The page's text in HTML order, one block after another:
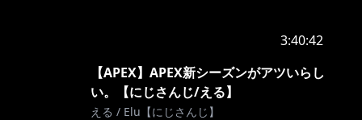
3:40:42
【APEX】APEX新シーズンがアツいらし
い。【にじさんじ/える】
える / Elu【にじさんじ】